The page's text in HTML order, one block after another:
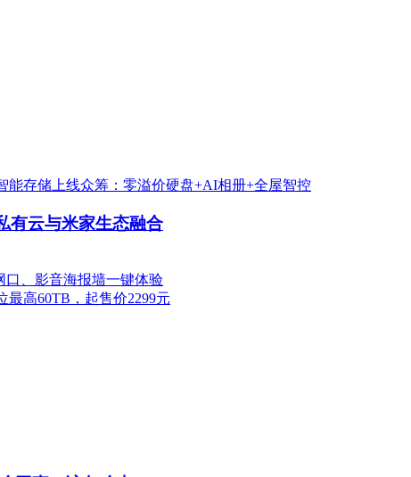
能存储上线众筹：零溢价硬盘+AI相册+全屋智控
有云与米家生态融合
口、影音海报墙一键体验
最高60TB，起售价2299元